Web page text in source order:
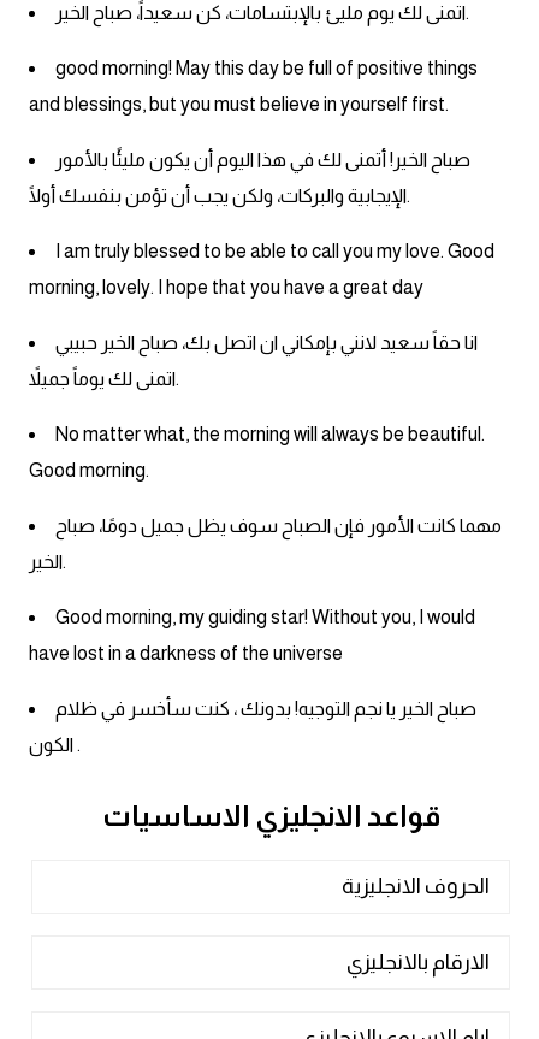
اتمنى لك يوم مليئ بالإبتسامات، كن سعيداً، صباح الخير.
good morning! May this day be full of positive things
and blessings, but you must believe in yourself first.
صباح الخير! أتمنى لك في هذا اليوم أن يكون مليئًا بالأمور
الإيجابية والبركات، ولكن يجب أن تؤمن بنفسك أولًا.
I am truly blessed to be able to call you my love. Good
morning, lovely. I hope that you have a great day
انا حقاً سعيد لانني بإمكاني ان اتصل بك، صباح الخير حبيبي
اتمنى لك يوماً جميلاً.
No matter what, the morning will always be beautiful.
Good morning.
مهما كانت الأمور فإن الصباح سوف يظل جميل دومًا، صباح
الخير.
Good morning, my guiding star! Without you, I would
have lost in a darkness of the universe
صباح الخير يا نجم التوجيه! بدونك ، كنت سأخسر في ظلام
الكون .
قواعد الانجليزي الاساسيات
الحروف الانجليزية
الارقام بالانجليزي